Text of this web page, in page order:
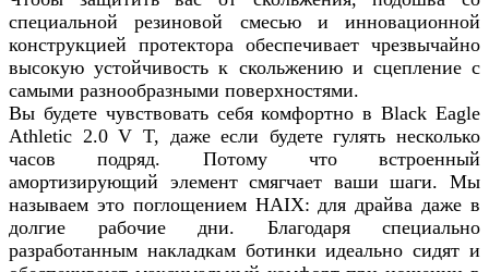
специальной резиновой смесью и инновационной
конструкцией протектора обеспечивает чрезвычайно
высокую устойчивость к скольжению и сцепление с
самыми разнообразными поверхностями.
Вы будете чувствовать себя комфортно в Black Eagle
Athletic 2.0 V T, даже если будете гулять несколько
часов подряд. Потому что встроенный
амортизирующий элемент смягчает ваши шаги. Мы
называем это поглощением HAIX: для драйва даже в
долгие рабочие дни. Благодаря специально
разработанным накладкам ботинки идеально сидят и